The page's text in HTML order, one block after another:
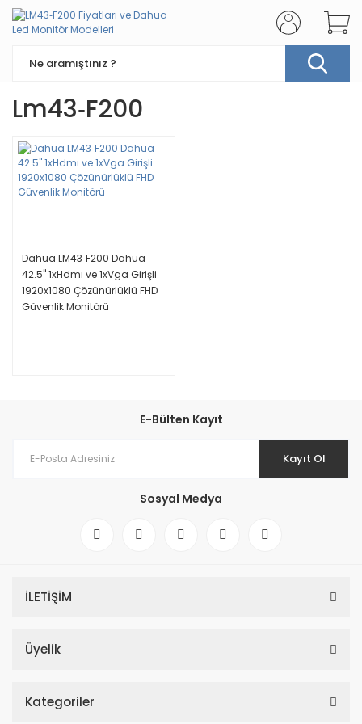
Lm43‐f200
Dahua LM43‐F200 Dahua
42.5'' 1xHdmı ve 1xVga Girişli
1920x1080 Çözünürlüklü FHD
Güvenlik Monitörü
E-Bülten Kayıt
Kayıt Ol
Sosyal Medya
İLETİŞİM
Üyelik
Kategoriler